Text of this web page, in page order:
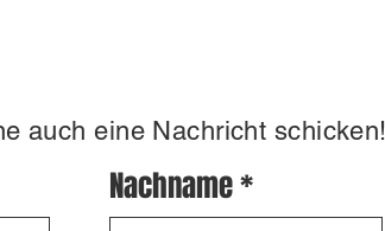
auch eine Nachricht schicken!
Nachname